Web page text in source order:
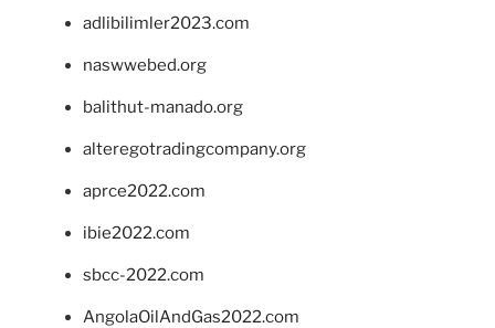
adlibilimler2023.com
naswwebed.org
balithut-manado.org
alteregotradingcompany.org
aprce2022.com
ibie2022.com
sbcc-2022.com
AngolaOilAndGas2022.com